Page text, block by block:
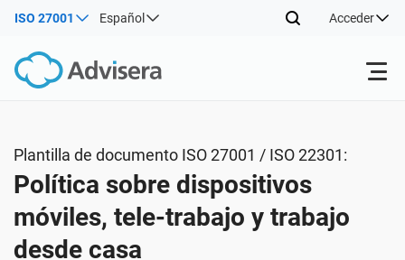
ISO 27001 Español Acceder
ISO 27001
NIS2
Recursos gratuitos
Por tipo
Sectores
Plantilla de documento ISO 27001 / ISO 22301:
Política sobre dispositivos
móviles, tele-trabajo y trabajo
desde casa